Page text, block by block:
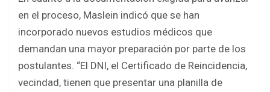
en el proceso, Maslein indicó que se han
incorporado nuevos estudios médicos que
demandan una mayor preparación por parte de los
postulantes. “El DNI, el Certificado de Reincidencia,
vecindad, tienen que presentar una planilla de